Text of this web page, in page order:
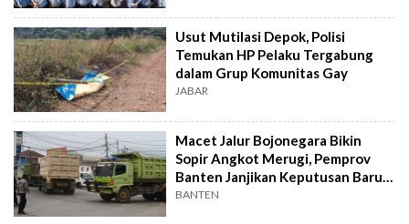
Usut Mutilasi Depok, Polisi
Temukan HP Pelaku Tergabung
dalam Grup Komunitas Gay
JABAR
Macet Jalur Bojonegara Bikin
Sopir Angkot Merugi, Pemprov
Banten Janjikan Keputusan Baru 4
Hari Lagi
BANTEN